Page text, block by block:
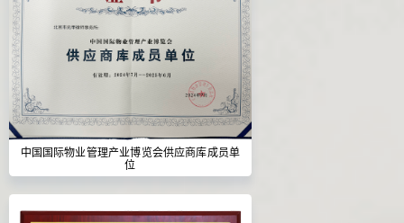
中国国际物业管理产业博览会供应商库成员单
位